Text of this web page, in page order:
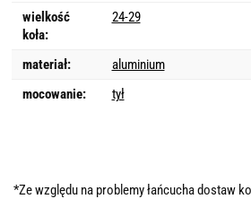
wielkość
koła:
24-29
materiał:
aluminium
mocowanie:
tył
*Ze względu na problemy łańcucha dostaw